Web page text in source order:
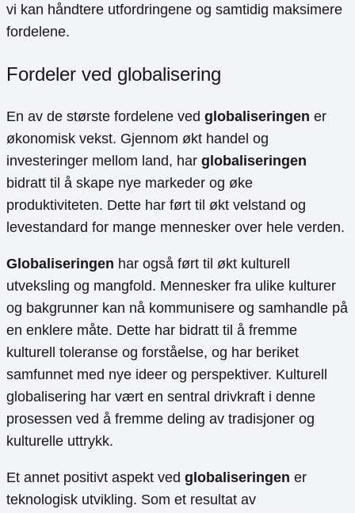
vi kan håndtere utfordringene og samtidig maksimere
fordelene.
Fordeler ved globalisering
En av de største fordelene ved globaliseringen er
økonomisk vekst. Gjennom økt handel og
investeringer mellom land, har globaliseringen
bidratt til å skape nye markeder og øke
produktiviteten. Dette har ført til økt velstand og
levestandard for mange mennesker over hele verden.
Globaliseringen har også ført til økt kulturell
utveksling og mangfold. Mennesker fra ulike kulturer
og bakgrunner kan nå kommunisere og samhandle på
en enklere måte. Dette har bidratt til å fremme
kulturell toleranse og forståelse, og har beriket
samfunnet med nye ideer og perspektiver. Kulturell
globalisering har vært en sentral drivkraft i denne
prosessen ved å fremme deling av tradisjoner og
kulturelle uttrykk.
Et annet positivt aspekt ved globaliseringen er
teknologisk utvikling. Som et resultat av